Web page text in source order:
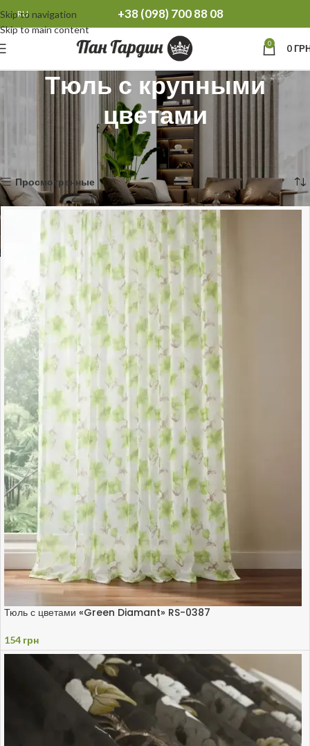
Skip to navigation
Skip to main content
RU +38 (098) 700 88 08
0 0
Тюль с крупными
цветами
Тюль с крупными цветами
Показаны все результаты (5)
Просмотренные
Тюль с цветами «Green Diamant» RS-0387
154 грн